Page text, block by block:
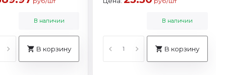
В наличии
В корзину
В наличии
В корзину